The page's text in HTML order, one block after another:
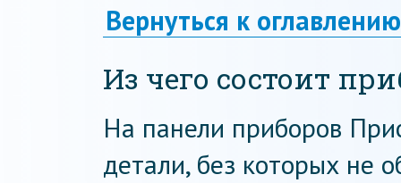
Вернуться к оглавлению
Из чего состоит
На панели приборов
детали, без которых не